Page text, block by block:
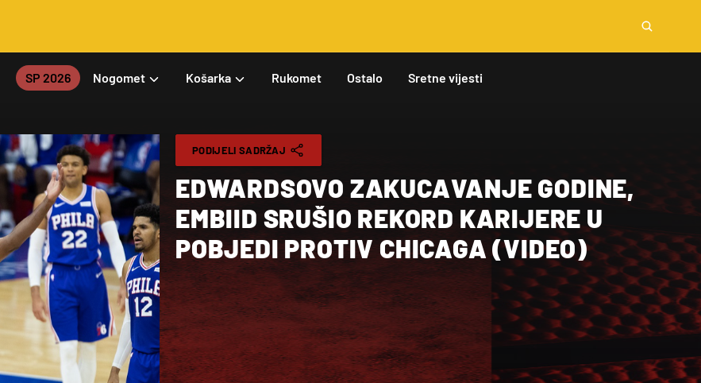
SP 2026 Nogomet Košarka Rukomet Ostalo Sretne vijesti
PODIJELI SADRŽAJ
EDWARDSOVO ZAKUCAVANJE GODINE,
EMBIID SRUŠIO REKORD KARIJERE U
POBJEDI PROTIV CHICAGA (VIDEO)